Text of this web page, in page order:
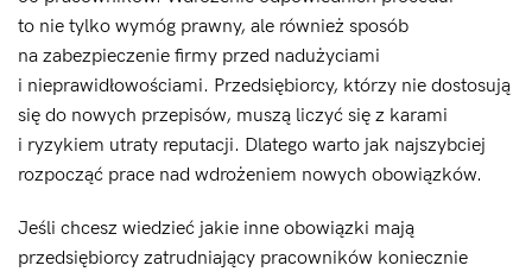
to nie tylko wymóg prawny, ale również sposób
na zabezpieczenie firmy przed nadużyciami
i nieprawidłowościami. Przedsiębiorcy, którzy nie dostosują
się do nowych przepisów, muszą liczyć się z karami
i ryzykiem utraty reputacji. Dlatego warto jak najszybciej
rozpocząć prace nad wdrożeniem nowych obowiązków.
Jeśli chcesz wiedzieć jakie inne obowiązki mają
przedsiębiorcy zatrudniający pracowników koniecznie